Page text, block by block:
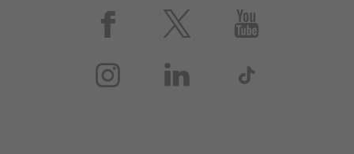
 


 